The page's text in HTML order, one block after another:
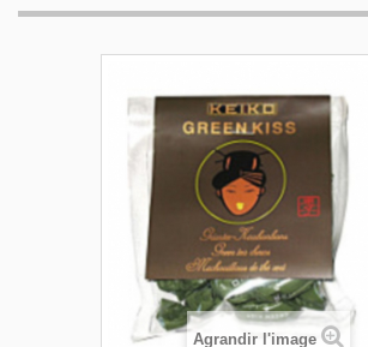
Agrandir l'image